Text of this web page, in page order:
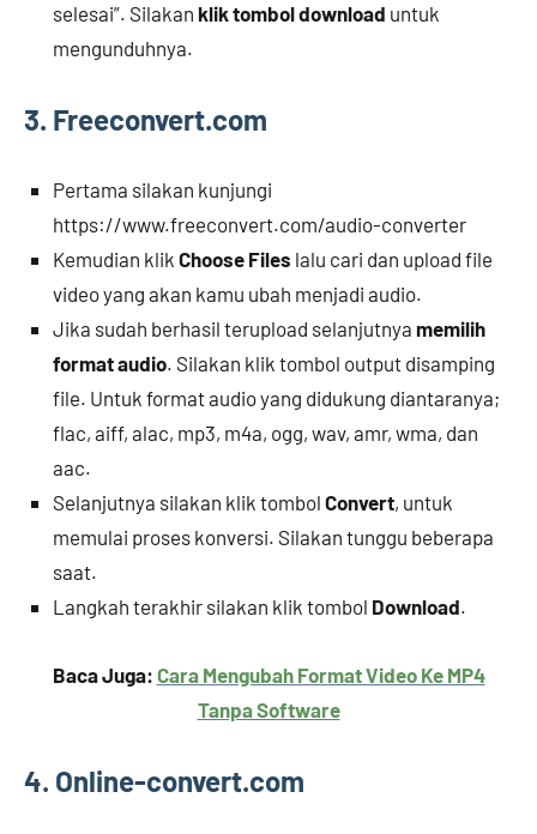
selesai”. Silakan klik tombol download untuk
mengunduhnya.
3. Freeconvert.com
Pertama silakan kunjungi
https://www.freeconvert.com/audio-converter
Kemudian klik Choose Files lalu cari dan upload file
video yang akan kamu ubah menjadi audio.
Jika sudah berhasil terupload selanjutnya memilih
format audio. Silakan klik tombol output disamping
file. Untuk format audio yang didukung diantaranya;
flac, aiff, alac, mp3, m4a, ogg, wav, amr, wma, dan
aac.
Selanjutnya silakan klik tombol Convert, untuk
memulai proses konversi. Silakan tunggu beberapa
saat.
Langkah terakhir silakan klik tombol Download.
Baca Juga: Cara Mengubah Format Video Ke MP4
Tanpa Software
4. Online-convert.com